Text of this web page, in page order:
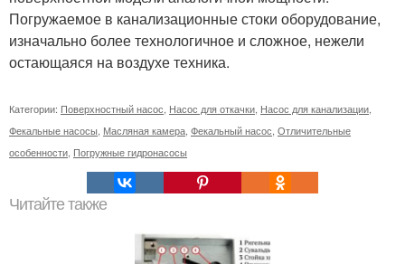
Погружаемое в канализационные стоки оборудование,
изначально более технологичное и сложное, нежели
остающаяся на воздухе техника.
Категории: Поверхностный насос Насос для откачки Насос для канализации
Фекальные насосы Масляная камера Фекальный насос Отличительные
особенности Погружные гидронасосы
Читайте также